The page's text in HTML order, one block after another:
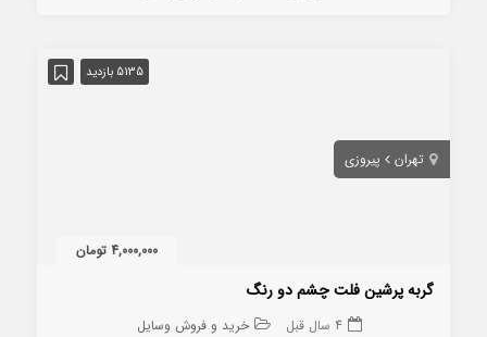
5135 بازدید
تهران پیروزی
4,000,000 تومان
گربه پرشین فلت چشم دو رنگ
4 سال قبل خرید و فروش وسایل